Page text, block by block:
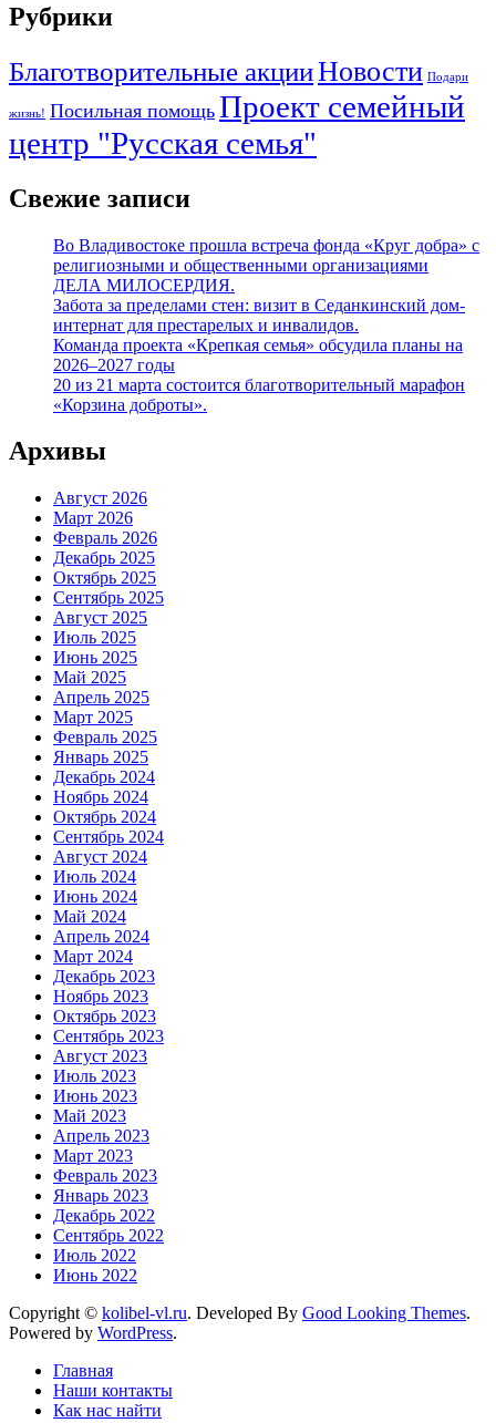
Рубрики
Благотворительные акцииНовости Подари
жизнь! Посильная помощь Проект семейный
центр "Русская семья"
Свежие записи
Во Владивостоке прошла встреча фонда «Круг добра» с
религиозными и общественными организациями
ДЕЛА МИЛОСЕРДИЯ.
Забота за пределами стен: визит в Седанкинский дом-
интернат для престарелых и инвалидов.
Команда проекта «Крепкая семья» обсудила планы на
2026–2027 годы
20 из 21 марта состоится благотворительный марафон
«Корзина доброты».
Архивы
Август 2026
Март 2026
Февраль 2026
Декабрь 2025
Октябрь 2025
Сентябрь 2025
Август 2025
Июль 2025
Июнь 2025
Май 2025
Апрель 2025
Март 2025
Февраль 2025
Январь 2025
Декабрь 2024
Ноябрь 2024
Октябрь 2024
Сентябрь 2024
Август 2024
Июль 2024
Июнь 2024
Май 2024
Апрель 2024
Март 2024
Декабрь 2023
Ноябрь 2023
Октябрь 2023
Сентябрь 2023
Август 2023
Июль 2023
Июнь 2023
Май 2023
Апрель 2023
Март 2023
Февраль 2023
Январь 2023
Декабрь 2022
Сентябрь 2022
Июль 2022
Июнь 2022
Copyright © kolibel-vl.ru. Developed By Good Looking Themes.
Powered by WordPress.
Главная
Наши контакты
Как нас найти